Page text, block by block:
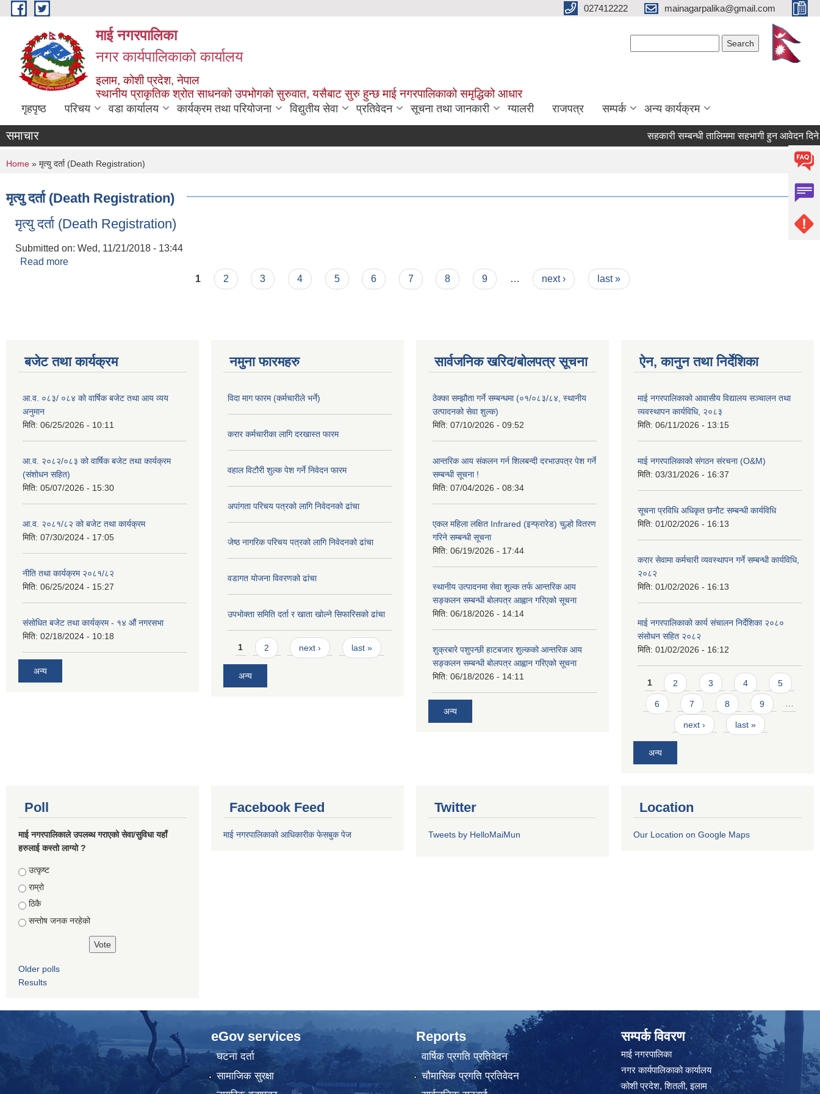
Skip to main content 027412222 mainagarpalika@gmail.com
माई नगरपालिका
नगर कार्यपालिकाको कार्यालय
इलाम, कोशी प्रदेश, नेपाल
स्थानीय प्राकृतिक श्रोत साधनको उपभोगको सुरुवात, यसैबाट सुरु हुन्छ माई नगरपालिकाको समृद्धिको आधार
गृहपृष्ठ परिचय वडा कार्यालय कार्यक्रम तथा परियोजना विद्युतीय सेवा प्रतिवेदन सूचना तथा जानकारी ग्यालरी राजपत्र सम्पर्क अन्य कार्यक्रम
समाचार सहकारी सम्बन्धी तालिममा सहभागी हुन आवेदन दिने
You are here
Home » मृत्यु दर्ता (Death Registration)
मृत्यु दर्ता (Death Registration)
मृत्यु दर्ता (Death Registration)
Submitted on: Wed, 11/21/2018 - 13:44
Read more
1 2 3 4 5 6 7 8 9 … next › last »
बजेट तथा कार्यक्रम
आ.व. ०८३/ ०८४ को वार्षिक बजेट तथा आय व्यय
अनुमान
मिति: 06/25/2026 - 10:11
आ.व. २०८२/०८३ को वार्षिक बजेट तथा कार्यक्रम
(संशोधन सहित)
मिति: 05/07/2026 - 15:30
आ.व. २०८१/८२ को बजेट तथा कार्यक्रम
मिति: 07/30/2024 - 17:05
नीति तथा कार्यक्रम २०८१/८२
मिति: 06/25/2024 - 15:27
संसोधित बजेट तथा कार्यक्रम - १४ औं नगरसभा
मिति: 02/18/2024 - 10:18
अन्य
नमुना फारमहरु
विदा माग फारम (कर्मचारीले भर्ने)
करार कर्मचारीका लागि दरखास्त फारम
वहाल विटौरी शुल्क पेश गर्ने निवेदन फारम
अपांगता परिचय पत्रको लागि निवेदनको ढांचा
जेष्ठ नागरिक परिचय पत्रको लागि निवेदनको ढांचा
वडागत योजना विवरणको ढांचा
उपभोक्ता समिति दर्ता र खाता खोल्ने सिफारिसको ढांचा
Pages
1 2 next › last »
अन्य
सार्वजनिक खरिद/बोलपत्र सूचना
ठेक्का सम्झौता गर्ने सम्बन्धमा (०१/०८३/८४, स्थानीय
उत्पादनको सेवा शुल्क)
मिति: 07/10/2026 - 09:52
आन्तरिक आय संकलन गर्न शिलबन्दी दरभाउपत्र पेश गर्ने
सम्बन्धी सूचना !
मिति: 07/04/2026 - 08:34
एकल महिला लक्षित Infrared (इन्फ्रारेड) चुल्हो वितरण
गरिने सम्बन्धी सूचना
मिति: 06/19/2026 - 17:44
स्थानीय उत्पादनमा सेवा शुल्क तर्फ आन्तरिक आय
सङ्कलन सम्बन्धी बोलपत्र आह्वान गरिएको सूचना
मिति: 06/18/2026 - 14:14
शुक्रबारे पशुपन्छी हाटबजार शुल्कको आन्तरिक आय
सङ्कलन सम्बन्धी बोलपत्र आह्वान गरिएको सूचना
मिति: 06/18/2026 - 14:11
अन्य
ऐन, कानुन तथा निर्देशिका
माई नगरपालिकाको आवासीय विद्यालय सञ्चालन तथा
व्यवस्थापन कार्यविधि, २०८३
मिति: 06/11/2026 - 13:15
माई नगरपालिकाको संगठन संरचना (O&M)
मिति: 03/31/2026 - 16:37
सूचना प्रविधि अधिकृत छनौट सम्बन्धी कार्यविधि
मिति: 01/02/2026 - 16:13
करार सेवामा कर्मचारी व्यवस्थापन गर्ने सम्बन्धी कार्यविधि,
२०८२
मिति: 01/02/2026 - 16:13
माई नगरपालिकाको कार्य संचालन निर्देशिका २०८०
संसोधन सहित २०८२
मिति: 01/02/2026 - 16:12
Pages
1 2 3 4 5
6 7 8 9 …
next › last »
अन्य
Poll
माई नगरपालिकाले उपलब्ध गराएको सेवा/सुविधा यहाँ
हरुलाई कस्तो लाग्यो ?
Choices
उत्कृष्ट
राम्रो
ठिकै
सन्तोष जनक नरहेको
Older polls
Results
Facebook Feed
माई नगरपालिकाको आधिकारीक फेसबुक पेज
Twitter
Tweets by HelloMaiMun
Location
Our Location on Google Maps
eGov services
घटना दर्ता
सामाजिक सुरक्षा
Reports
वार्षिक प्रगति प्रतिवेदन
चौमासिक प्रगति प्रतिवेदन
सम्पर्क विवरण
माई नगरपालिका
नगर कार्यपालिकाको कार्यालय
कोशी प्रदेश, शितली, इलाम